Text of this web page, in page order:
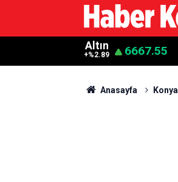
Altın
+%2.89 6667.55
Anasayfa Konya